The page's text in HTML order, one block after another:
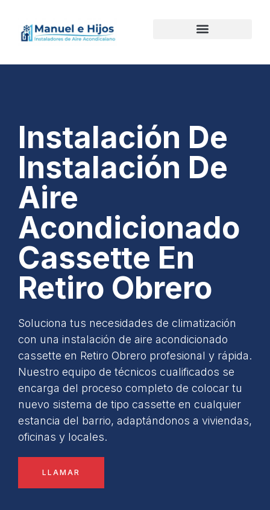
Instalación De
Instalación De
Aire
Acondicionado
Cassette En
Retiro Obrero
Soluciona tus necesidades de climatización
con una instalación de aire acondicionado
cassette en Retiro Obrero profesional y rápida.
Nuestro equipo de técnicos cualificados se
encarga del proceso completo de colocar tu
nuevo sistema de tipo cassette en cualquier
estancia del barrio, adaptándonos a viviendas,
oficinas y locales.
LLAMAR